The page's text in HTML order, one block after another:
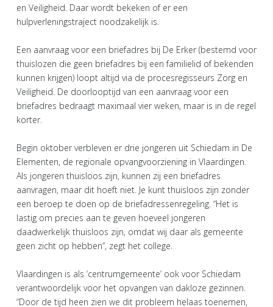
en Veiligheid. Daar wordt bekeken of er een
hulpverleningstraject noodzakelijk is.
Een aanvraag voor een briefadres bij De Erker (bestemd voor
thuislozen die geen briefadres bij een familielid of bekenden
kunnen krijgen) loopt altijd via de procesregisseurs Zorg en
Veiligheid. De doorlooptijd van een aanvraag voor een
briefadres bedraagt maximaal vier weken, maar is in de regel
korter.
Begin oktober verbleven er drie jongeren uit Schiedam in De
Elementen, de regionale opvangvoorziening in Vlaardingen.
Als jongeren thuisloos zijn, kunnen zij een briefadres
aanvragen, maar dit hoeft niet. Je kunt thuisloos zijn zonder
een beroep te doen op de briefadressenregeling. “Het is
lastig om precies aan te geven hoeveel jongeren
daadwerkelijk thuisloos zijn, omdat wij daar als gemeente
geen zicht op hebben”, zegt het college.
Vlaardingen is als ‘centrumgemeente’ ook voor Schiedam
verantwoordelijk voor het opvangen van dakloze gezinnen.
“Door de tijd heen zien we dit probleem helaas toenemen,